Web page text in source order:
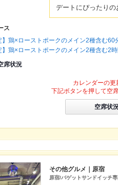
デートにぴったり
ス
】鶏×ローストポークのメイン2種含む
】鶏×ローストポークのメイン2種含む2
席状況
カレンダーの更
下記ボタンを押して空
空席状
その他グルメ｜原宿
原宿/バゲットサンドイッチ